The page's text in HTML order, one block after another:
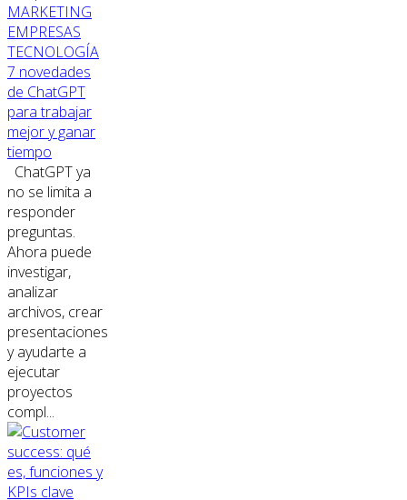
MARKETING
EMPRESAS
TECNOLOGÍA
7 novedades
de ChatGPT
para trabajar
mejor y ganar
tiempo
ChatGPT ya
no se limita a
responder
preguntas.
Ahora puede
investigar,
analizar
archivos, crear
presentaciones
y ayudarte a
ejecutar
proyectos
compl...